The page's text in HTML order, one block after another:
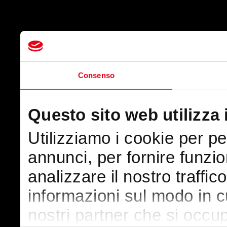
Consenso
Questo sito web utilizza
Utilizziamo i cookie per
annunci, per fornire
analizzare il nostro
informazioni sul modo in
nostri partner che si